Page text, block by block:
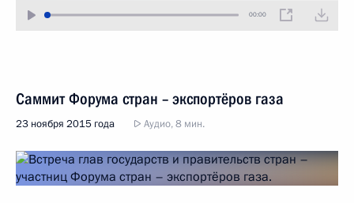
00:00
Саммит Форума стран – экспортёров газа
23 ноября 2015 года Аудио, 8 мин.